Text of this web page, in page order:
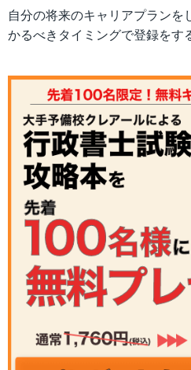
自分の将来のキャリアプランを
かるべきタイミングで登録をす